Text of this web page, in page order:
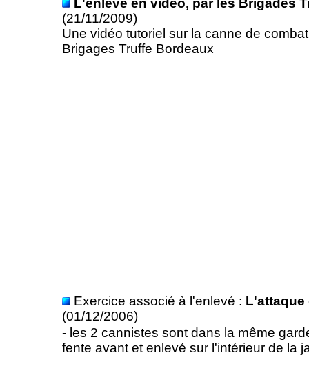
L'enlevé en video, par les Brigades
(21/11/2009)
Une vidéo tutoriel sur la canne de
Brigages Truffe Bordeaux
Exercice associé à l'enlevé : L'attaque
(01/12/2006)
- les 2 cannistes sont dans la même
fente avant et enlevé sur l'intérieur de la